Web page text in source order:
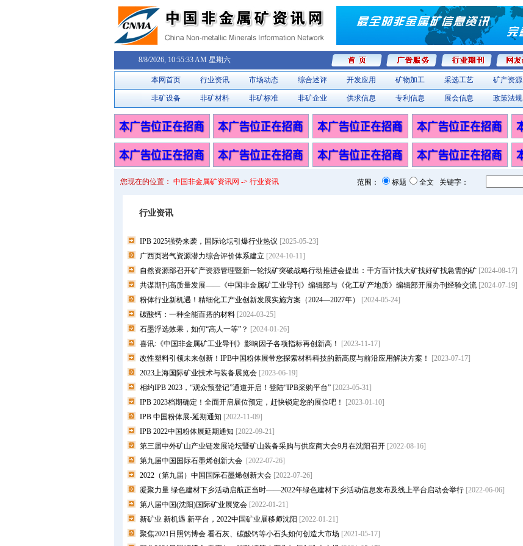
8/8/2026, 10:55:33 AM 星期六
本网首页 行业资讯 市场动态 综合述评 开发应用 矿物加工 采选工艺 矿产资源
非矿设备 非矿材料 非矿标准 非矿企业 供求信息 专利信息 展会信息 政策法规
您现在的位置： 中国非金属矿资讯网 -> 行业资讯 范围： 标题 全文 关键字：
行业资讯
IPB 2025强势来袭，国际论坛引爆行业热议 [2025-05-23]
广西页岩气资源潜力综合评价体系建立 [2024-10-11]
自然资源部召开矿产资源管理暨新一轮找矿突破战略行动推进会提出：千方百计找大矿找好矿找急需的矿 [2024-08-17]
共谋期刊高质量发展——《中国非金属矿工业导刊》编辑部与《化工矿产地质》编辑部开展办刊经验交流 [2024-07-19]
粉体行业新机遇！精细化工产业创新发展实施方案（2024—2027年）
[2024-05-24]
碳酸钙：一种全能百搭的材料 [2024-03-25]
石墨浮选效果，如何“高人一等”？ [2024-01-26]
喜讯:《中国非金属矿工业导刊》影响因子各项指标再创新高！
[2023-11-17]
改性塑料引领未来创新！IPB中国粉体展带您探索材料科技的新高度与前沿应用解决方案！
[2023-07-17]
2023上海国际矿业技术与装备展览会 [2023-06-19]
相约IPB 2023，“观众预登记”通道开启！登陆“IPB采购平台” [2023-05-31]
IPB 2023档期确定！全面开启展位预定，赶快锁定您的展位吧！
[2023-01-10]
IPB 中国粉体展-延期通知 [2022-11-09]
IPB 2022中国粉体展延期通知 [2022-09-21]
第三届中外矿山产业链发展论坛暨矿山装备采购与供应商大会9月在沈阳召开 [2022-08-16]
第九届中国国际石墨烯创新大会 [2022-07-26]
2022（第九届）中国国际石墨烯创新大会 [2022-07-26]
凝聚力量 绿色建材下乡活动启航正当时——2022年绿色建材下乡活动信息发布及线上平台启动会举行 [2022-06-06]
第八届中国(沈阳)国际矿业展览会 [2022-01-21]
新矿业 新机遇 新平台，2022中国矿业展移师沈阳 [2022-01-21]
聚焦2021日照钙博会 看石灰、碳酸钙等小石头如何创造大市场 [2021-05-17]